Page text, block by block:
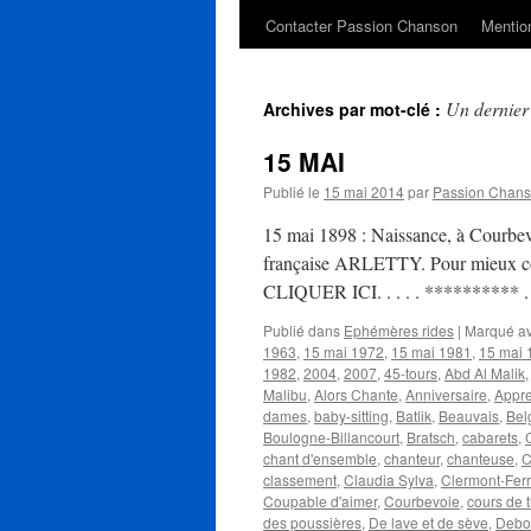
Contacter Passion Chanson
Archives par mot-clé : Un
15 MAI
Publié le 15 mai 2014par Passion
15 mai 1898 : Naissance, à
française ARLETTY. Pour mieux
CLIQUER ICI. . . . . ********** .
Publié dans Ephémères rides | Marqué
1963, 15 mai 1972, 15 mai 1981 , 15 mai
1982, 2004, 2007, 45-tours, Abd Al Malik,
Malibu, Alors Chante, Anniversaire,
dames, baby-sitting, Batlik, Beauvais,
Boulogne-Billancourt, Bratsch, cabarets,
chant d'ensemble, chanteur, chanteuse,
classement, Claudia Sylva, Clermont-
Coupable d'aimer, Courbevoie, cours de
des poussières, De lave et de sève,